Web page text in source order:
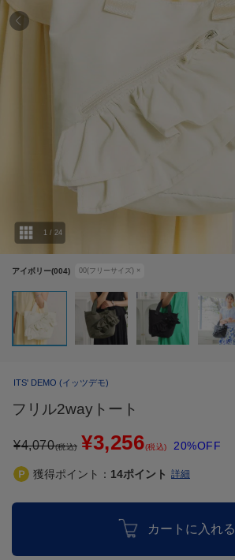
アイボリー(004) 00(フリーサイズ) ×
1 / 24
ITS' DEMO (イッツデモ)
フリル2wayトート
¥4,070(税込) ¥3,256(税込) 20%OFF
獲得ポイント： 14ポイント 詳細
カートに入れる